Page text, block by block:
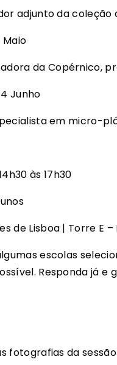
adjunto da coleção
Maio
da Copérnico,
Junho
em micro-
às 17h30
de Lisboa | Torre E –
escolas
Responda já e
fotografias da